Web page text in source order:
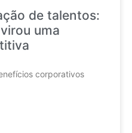
de talentos:
uma
corporativos